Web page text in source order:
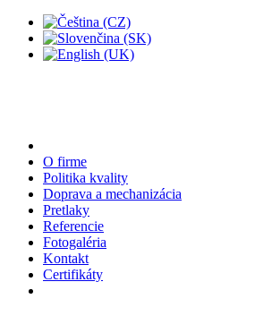
O firme
Politika kvality
Doprava a mechanizácia
Pretlaky
Referencie
Fotogaléria
Kontakt
Certifikáty